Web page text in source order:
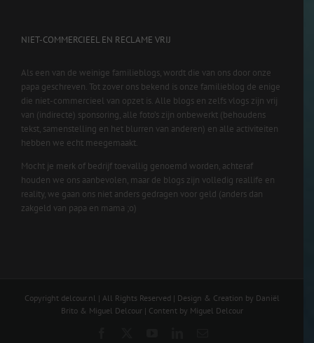
NIET-COMMERCIEEL EN RECLAME VRIJ
Als een van de weinige familieblogs, wordt die van ons door onze
papa geschreven. Tot zover ons bekend is onze familieblog de enige
die niet-commercieel van opzet is. Alle blogs en zelfs vlogs zijn vrij
van (indirecte) sponsoring, alle foto’s zijn onbewerkt (behoudens
tekst, samenstelling en het blurren van anderen) en alle activiteiten
hebben we echt meegemaakt.
Mocht je merk of bedrijf toevallig genoemd worden, achteraf
houden we ons aanbevolen, maar de blogs zijn volledig reallife en
reality, we gaan ons niet anders gedragen voor geld (anders dan
zakgeld van papa en mama ;o)
Copyright delcour.nl | All Rights Reserved | Design & Creation by Daniël
Brito & Miguel Delcour | Content by Miguel Delcour